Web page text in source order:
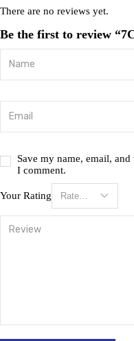
There are no reviews yet.
Be the first to review
Save my name, email,
I comment.
Your Rating